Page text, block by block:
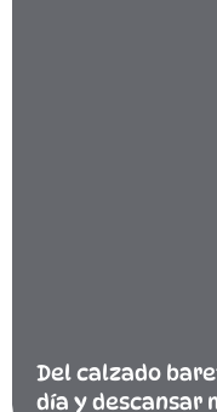
Del calzado
día y descansar